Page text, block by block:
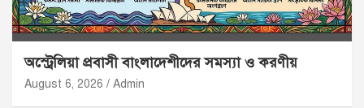
অস্ট্রেলিয়া প্রবাসী বাংলাদেশীদের সমস্যা ও করণীয়
August 6, 2026 Admin